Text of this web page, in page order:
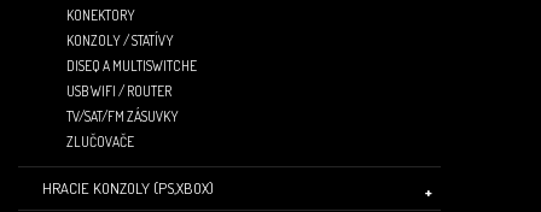
KONEKTORY
KONZOLY / STATÍVY
DISEQ A MULTISWITCHE
USB WIFI / ROUTER
TV/SAT/FM ZÁSUVKY
ZLUČOVAČE
HRACIE KONZOLY (PS,XBOX)